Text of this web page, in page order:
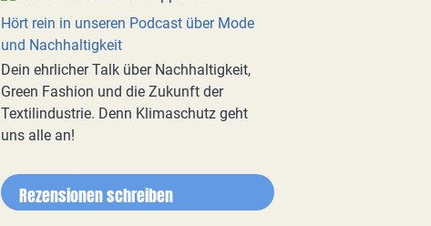
Hört rein in unseren Podcast über Mode
und Nachhaltigkeit
Dein ehrlicher Talk über Nachhaltigkeit,
Green Fashion und die Zukunft der
Textilindustrie. Denn Klimaschutz geht
uns alle an!
Rezensionen schreiben